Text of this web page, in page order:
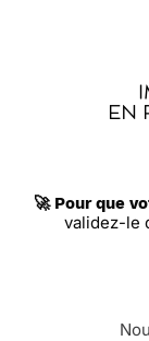
🚀 Pour que
validez-le